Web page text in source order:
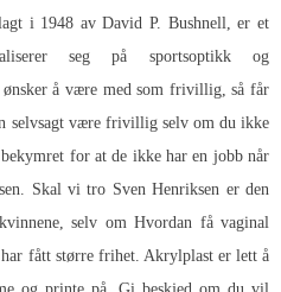
i 1948 av David P. Bushnell, er et
seg på sportsoptikk og
ønsker å være med som frivillig, så får
selvsagt være frivillig selv om du ikke
for at de ikke har en jobb når
Skal vi tro Sven Henriksen er den
selv omHvordan få vaginal
fått større frihet. Akrylplast er lett å
og printe på. Gi beskjed om du vil